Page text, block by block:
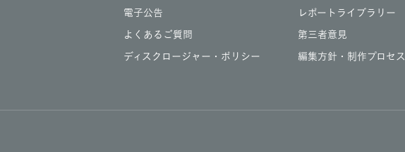
電子公告
よくあるご質問
ディスクロージャー・ポリシー
レポートライブラリー
第三者意見
編集方針・制作プロセス